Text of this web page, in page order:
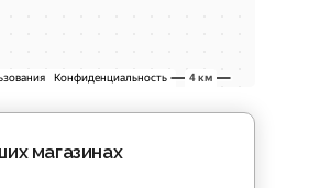
зону отдыха.
МАСКпредставлены
магазинах